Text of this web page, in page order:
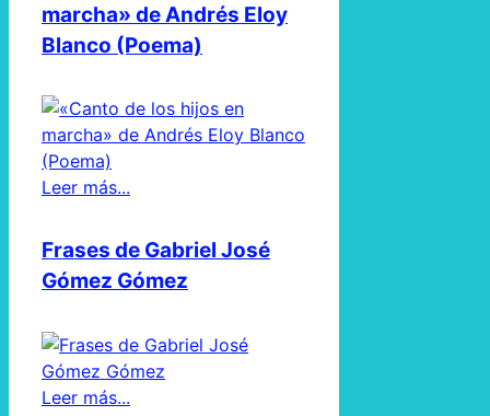
marcha» de Andrés Eloy
Blanco (Poema)
Leer más...
Frases de Gabriel José
Gómez Gómez
Leer más...